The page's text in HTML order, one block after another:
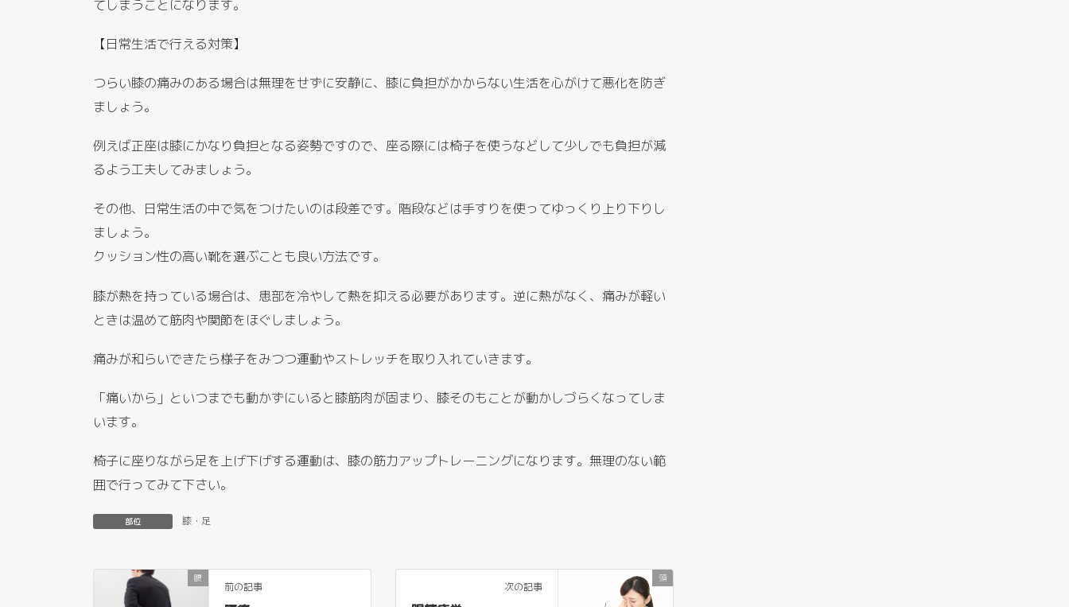
てしまうことになります。
【日常生活で行える対策】
つらい膝の痛みのある場合は無理をせずに安静に、膝に負担がかからない生活を心がけて悪化を防ぎ
ましょう。
例えば正座は膝にかなり負担となる姿勢ですので、座る際には椅子を使うなどして少しでも負担が減
るよう工夫してみましょう。
その他、日常生活の中で気をつけたいのは段差です。階段などは手すりを使ってゆっくり上り下りし
ましょう。
クッション性の高い靴を選ぶことも良い方法です。
膝が熱を持っている場合は、患部を冷やして熱を抑える必要があります。逆に熱がなく、痛みが軽い
ときは温めて筋肉や関節をほぐしましょう。
痛みが和らいできたら様子をみつつ運動やストレッチを取り入れていきます。
「痛いから」といつまでも動かずにいると膝筋肉が固まり、膝そのもことが動かしづらくなってしま
います。
椅子に座りながら足を上げ下げする運動は、膝の筋力アップトレーニングになります。無理のない範
囲で行ってみて下さい。
部位 膝・足
腰
前の記事
頭
次の記事